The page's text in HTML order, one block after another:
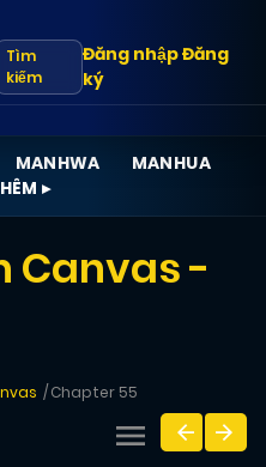
Tìm
kiếm
Đăng nhậpĐăng
ký
MANHWA
MANHUA
▸
Canvas -
Chapter 55